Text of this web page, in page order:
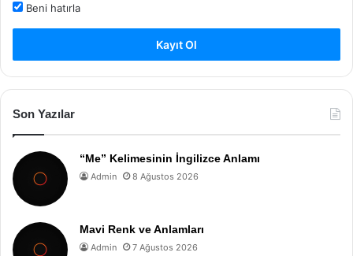
Beni hatırla
Kayıt Ol
Son Yazılar
“Me” Kelimesinin İngilizce Anlamı
Admin 8 Ağustos 2026
Mavi Renk ve Anlamları
Admin 7 Ağustos 2026